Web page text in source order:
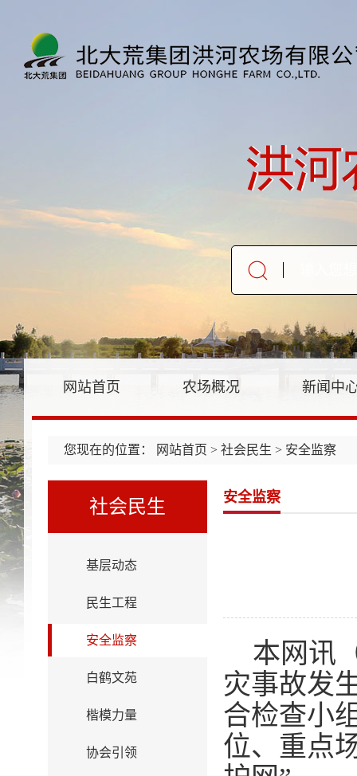
网站首页 农场概况 新闻中
您现在的位置： 网站首页 > 社会民生 > 安全监察
社会民生
基层动态
民生工程
安全监察
白鹤文苑
楷模力量
协会引领
安全监察
本网讯
灾事故发
合检查小
位、重点